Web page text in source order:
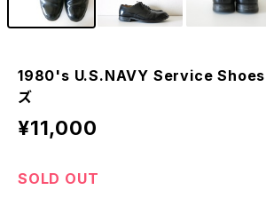
1980's U.S.NAVY Service Shoes
ズ
¥11,000
SOLD OUT